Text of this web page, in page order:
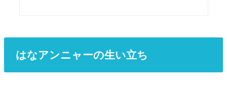
はなアンニャーの生い立ち